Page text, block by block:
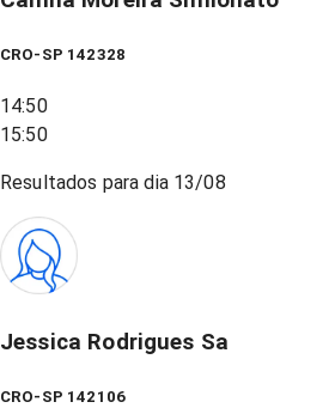
CRO-SP 142328
14:50
15:50
Resultados para dia 13/08
Jessica Rodrigues Sa
CRO-SP 142106